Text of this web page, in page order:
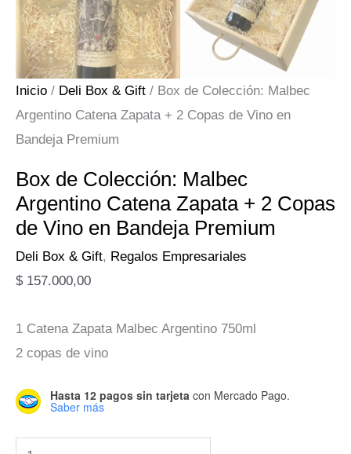
Inicio / Deli Box & Gift / Box de Colección: Malbec
Argentino Catena Zapata + 2 Copas de Vino en
Bandeja Premium
Box de Colección: Malbec
Argentino Catena Zapata + 2 Copas
de Vino en Bandeja Premium
Deli Box & Gift, Regalos Empresariales
$157.000,00
1 Catena Zapata Malbec Argentino 750ml
2 copas de vino
Hasta 12 pagos sin tarjeta con Mercado Pago.
Saber más